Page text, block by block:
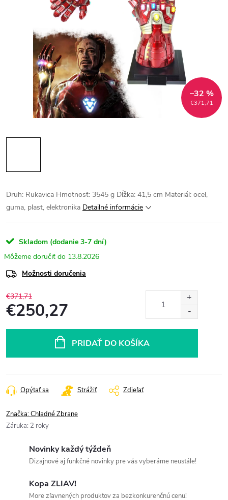
€371,71
–32 %
Druh: Rukavica Hmotnosť: 3545 g Dĺžka: 41,5 cm Materiál: ocel,
guma, plast, elektronika Detailné informácie
Skladom (dodanie 3-7 dní)
13.8.2026
Možnosti doručenia
€371,71
€250,27
PRIDAŤ DO KOŠÍKA
Opýtať sa Strážiť Zdieľať
Značka:Chladné Zbrane
Záruka: 2 roky
Novinky každý týždeň
Dizajnové aj funkčné novinky pre vás vyberáme neustále!
Kopa ZLIAV!
More zľavnených produktov za bezkonkurenčnú cenu!